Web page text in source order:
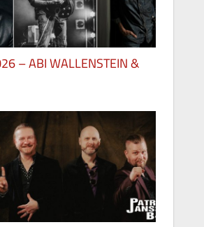
– ABI WALLENSTEIN &